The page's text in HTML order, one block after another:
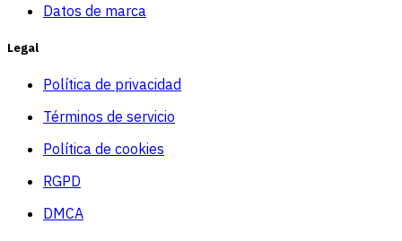
Datos de marca
Legal
Política de privacidad
Términos de servicio
Política de cookies
RGPD
DMCA